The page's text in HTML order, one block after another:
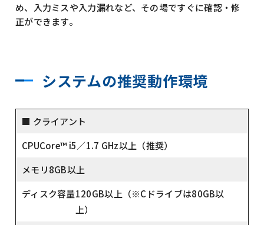
め、入力ミスや入力漏れなど、その場ですぐに確認・修
正ができます。
システムの推奨動作環境
クライアント
CPUCore™ i5／1.7 GHz以上（推奨）
メモリ8GB以上
ディスク容量120GB以上（※Cドライブは80GB以
上）